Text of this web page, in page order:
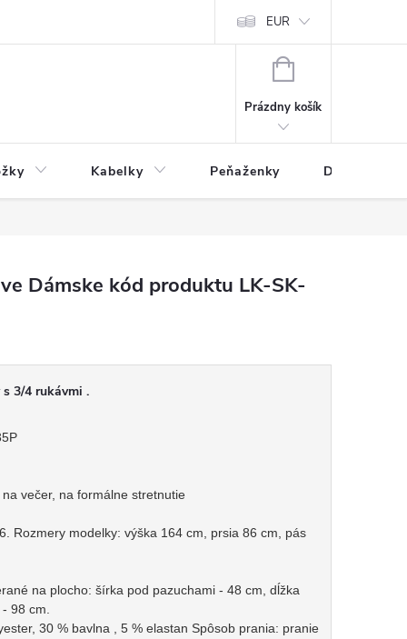
Podmienky ochrany osobných údajov
EUR
NÁKUPNÝ
Prázdny košík
Kabelky Peňaženky Drogéria
Dámske kód produktu LK-SK-
3/4 rukávmi .
večer, na formálne stretnutie
Rozmery modelky: výška 164 cm, prsia 86 cm, pás
na plocho: šírka pod pazuchami - 48 cm, dĺžka
98 cm.
30 % bavlna , 5 % elastan Spôsob prania: pranie